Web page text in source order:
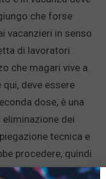
che forse
vacanzieri in senso
di lavoratori
che magari vive a
qui, deve essere
dose, è una
dei
tecnica e
procedere, quindi
o in vacanza,